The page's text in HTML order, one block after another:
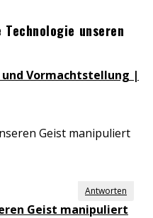
Technologie unseren
Vormachtstellung |
Geist manipuliert
Antworten
Geist manipuliert